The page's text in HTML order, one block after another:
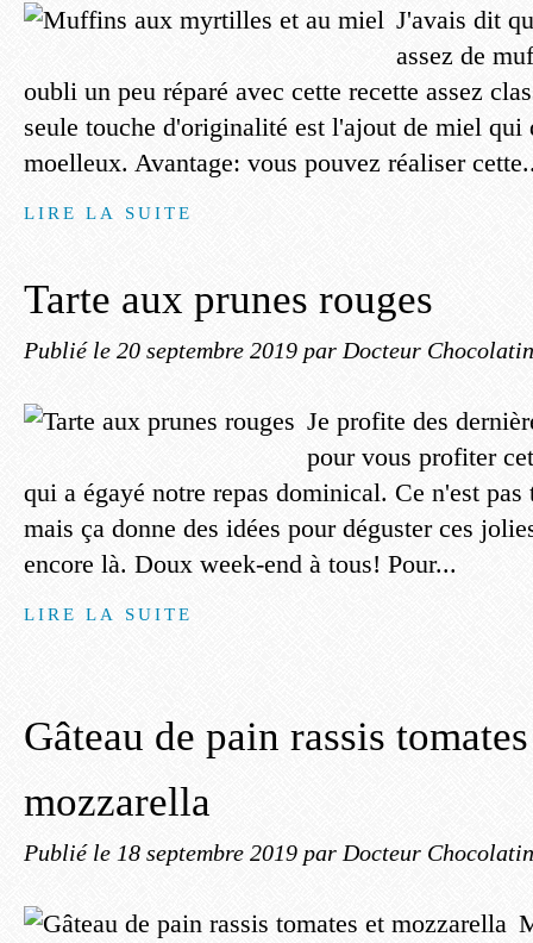
J'avais dit
assez de
oubli un peu réparé avec cette recette assez
seule touche d'originalité est l'ajout de miel qui
moelleux. Avantage: vous pouvez réaliser
LIRE LA SUITE
Tarte aux prunes rouges
Publié le 20 septembre 2019 par Docteur
Je profite des
pour vous profiter
qui a égayé notre repas dominical. Ce n'est pas
mais ça donne des idées pour déguster ces
encore là. Doux week-end à tous! Pour...
LIRE LA SUITE
Gâteau de pain rassis
mozzarella
Publié le 18 septembre 2019 par Docteur